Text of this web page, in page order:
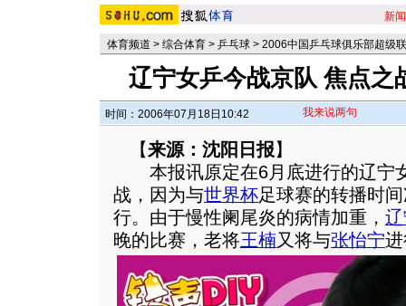
新闻
体育频道 > 综合体育 > 乒乓球 > 2006中国乒乓球俱乐部超级
辽宁女乒今战京队 焦点之
时间：2006年07月18日10:42 我来说两句
【来源：沈阳日报】
本报讯原定在6月底进行的辽宁
战，因为与世界杯足球赛的转播时
行。由于慢性阑尾炎的病情加重，
晚的比赛，老将王楠又将与张怡宁